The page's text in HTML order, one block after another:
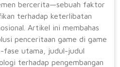
bercerita—sebuah faktor
terhadap keterlibatan
Artikel ini membahas
penceritaan game di game
fase utama, judul-judul
terhadap pengembangan